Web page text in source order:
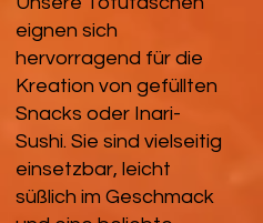
eignen sich
hervorragend für die
Kreation von gefüllten
Snacks oder Inari-
Sushi. Sie sind vielseitig
einsetzbar, leicht
süßlich im Geschmack